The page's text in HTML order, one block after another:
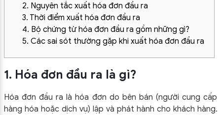
2. Nguyên tắc xuất hóa đơn đầu ra
3. Thời điểm xuất hóa đơn đầu ra
4. Bộ chứng từ hóa đơn đầu ra gồm những gì?
5. Các sai sót thường gặp khi xuất hóa đơn đầu ra
1. Hóa đơn đầu ra là gì?
Hóa đơn đầu ra là hóa đơn do bên bán (người cung cấp
hàng hóa hoặc dịch vụ) lập và phát hành cho khách hàng.